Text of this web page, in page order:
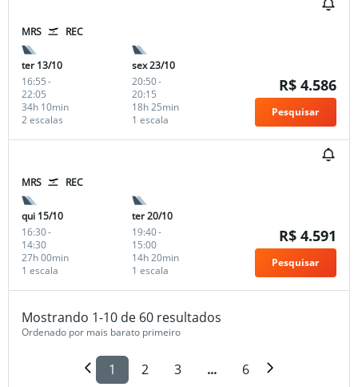
MRS REC
ter 13/10
16:55-
22:05
2 escalas
34h 10min
sex 23/10
20:50-
20:15
1 escala
18h 25min
R$ 4.586
Pesquisar
MRS REC
qui 15/10
16:30-
14:30
1 escala
27h 00min
ter 20/10
19:40-
15:00
1 escala
14h 20min
R$ 4.591
Pesquisar
Mostrando 1-10 de 60 resultados
Ordenado por mais barato primeiro
1 2 3 ... 6